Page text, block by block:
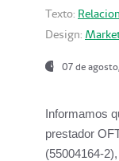
Texto:
Design:
07 de
Informamos
prestador
(55004164-